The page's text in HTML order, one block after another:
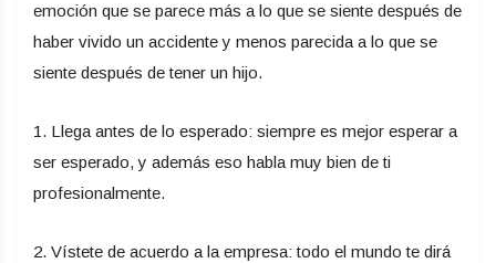
emoción que se parece más a lo que se siente después de
haber vivido un accidente y menos parecida a lo que se
siente después de tener un hijo.
1. Llega antes de lo esperado: siempre es mejor esperar a
ser esperado, y además eso habla muy bien de ti
profesionalmente.
2. Vístete de acuerdo a la empresa: todo el mundo te dirá